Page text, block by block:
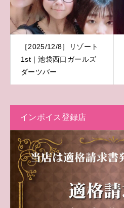
［2025/12/8］リゾート
1st｜池袋西口ガールズ
ダーツバー
インボイス登録店